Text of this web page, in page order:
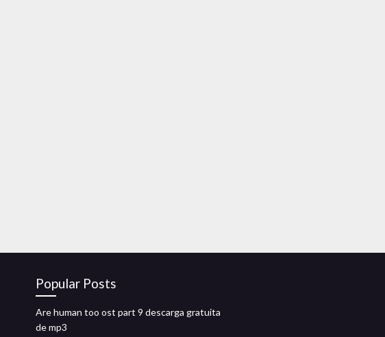
Popular Posts
Are human too ost part 9 descarga gratuita
de mp3